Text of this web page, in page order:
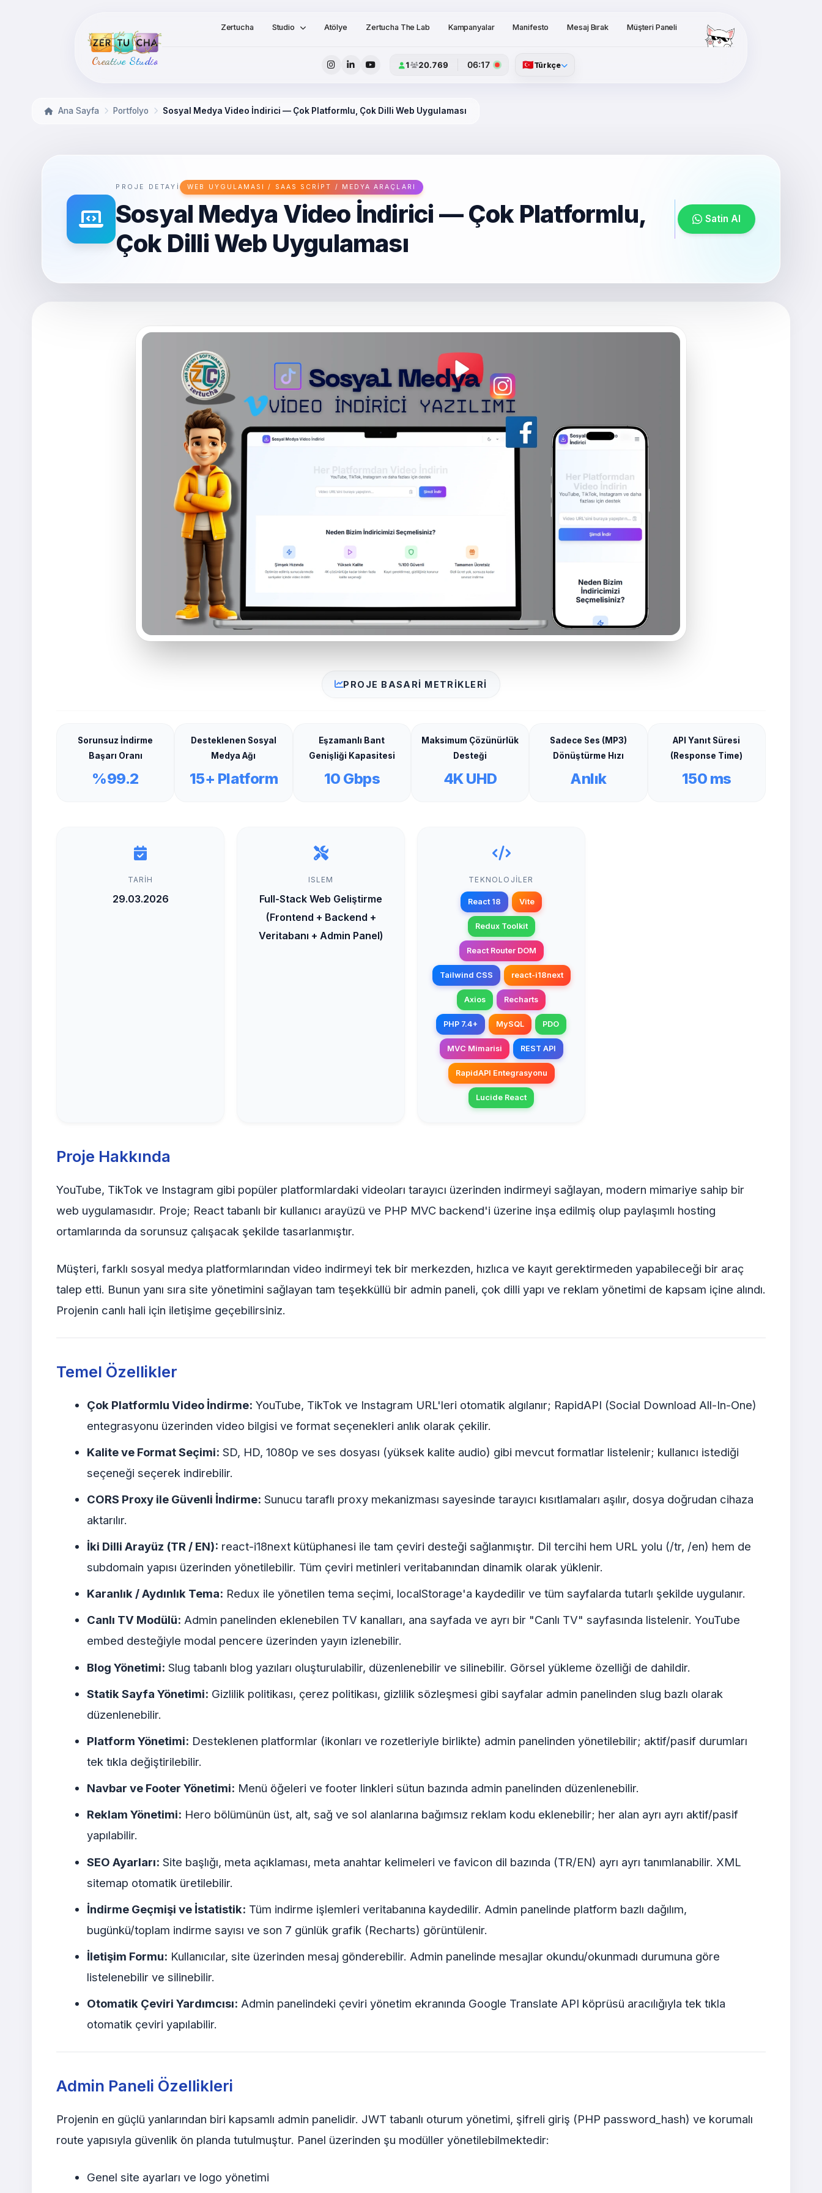
Creative Studio
Zertucha Studio Atölye Zertucha The Lab Kampanyalar Manifesto Mesaj Bırak Müşteri Paneli
1 20.769 06:17 🇹🇷Türkçe
Ana Sayfa Portfolyo Sosyal Medya Video İndirici — Çok Platformlu, Çok Dilli Web Uygulaması
PROJE DETAYI WEB UYGULAMASI / SAAS SCRIPT / MEDYA ARAÇLARI
Sosyal Medya Video İndirici — Çok Platformlu,
Çok Dilli Web Uygulaması
Satin Al
PROJE BASARI METRIKLERI
Sorunsuz İndirme
Başarı Oranı
%99.2
Desteklenen Sosyal
Medya Ağı
15+ Platform
Eşzamanlı Bant
Genişliği Kapasitesi
10 Gbps
Maksimum Çözünürlük
Desteği
4K UHD
Sadece Ses (MP3)
Dönüştürme Hızı
Anlık
API Yanıt Süresi
(Response Time)
150 ms
TARIH
29.03.2026
ISLEM
Full-Stack Web Geliştirme
(Frontend + Backend +
Veritabanı + Admin Panel)
TEKNOLOJILER
React 18 Vite
Redux Toolkit
React Router DOM
Tailwind CSS react-i18next
Axios Recharts
PHP 7.4+ MySQL PDO
MVC Mimarisi REST API
RapidAPI Entegrasyonu
Lucide React
Proje Hakkında
YouTube, TikTok ve Instagram gibi popüler platformlardaki videoları tarayıcı üzerinden indirmeyi sağlayan, modern mimariye sahip bir
web uygulamasıdır. Proje; React tabanlı bir kullanıcı arayüzü ve PHP MVC backend'i üzerine inşa edilmiş olup paylaşımlı hosting
ortamlarında da sorunsuz çalışacak şekilde tasarlanmıştır.
Müşteri, farklı sosyal medya platformlarından video indirmeyi tek bir merkezden, hızlıca ve kayıt gerektirmeden yapabileceği bir araç
talep etti. Bunun yanı sıra site yönetimini sağlayan tam teşekküllü bir admin paneli, çok dilli yapı ve reklam yönetimi de kapsam içine alındı.
Projenin canlı hali için iletişime geçebilirsiniz.
Temel Özellikler
Çok Platformlu Video İndirme: YouTube, TikTok ve Instagram URL'leri otomatik algılanır; RapidAPI (Social Download All-In-One)
entegrasyonu üzerinden video bilgisi ve format seçenekleri anlık olarak çekilir.
Kalite ve Format Seçimi: SD, HD, 1080p ve ses dosyası (yüksek kalite audio) gibi mevcut formatlar listelenir; kullanıcı istediği
seçeneği seçerek indirebilir.
CORS Proxy ile Güvenli İndirme: Sunucu taraflı proxy mekanizması sayesinde tarayıcı kısıtlamaları aşılır, dosya doğrudan cihaza
aktarılır.
İki Dilli Arayüz (TR / EN): react-i18next kütüphanesi ile tam çeviri desteği sağlanmıştır. Dil tercihi hem URL yolu (/tr, /en) hem de
subdomain yapısı üzerinden yönetilebilir. Tüm çeviri metinleri veritabanından dinamik olarak yüklenir.
Karanlık / Aydınlık Tema: Redux ile yönetilen tema seçimi, localStorage'a kaydedilir ve tüm sayfalarda tutarlı şekilde uygulanır.
Canlı TV Modülü: Admin panelinden eklenebilen TV kanalları, ana sayfada ve ayrı bir "Canlı TV" sayfasında listelenir. YouTube
embed desteğiyle modal pencere üzerinden yayın izlenebilir.
Blog Yönetimi: Slug tabanlı blog yazıları oluşturulabilir, düzenlenebilir ve silinebilir. Görsel yükleme özelliği de dahildir.
Statik Sayfa Yönetimi: Gizlilik politikası, çerez politikası, gizlilik sözleşmesi gibi sayfalar admin panelinden slug bazlı olarak
düzenlenebilir.
Platform Yönetimi: Desteklenen platformlar (ikonları ve rozetleriyle birlikte) admin panelinden yönetilebilir; aktif/pasif durumları
tek tıkla değiştirilebilir.
Navbar ve Footer Yönetimi: Menü öğeleri ve footer linkleri sütun bazında admin panelinden düzenlenebilir.
Reklam Yönetimi: Hero bölümünün üst, alt, sağ ve sol alanlarına bağımsız reklam kodu eklenebilir; her alan ayrı ayrı aktif/pasif
yapılabilir.
SEO Ayarları: Site başlığı, meta açıklaması, meta anahtar kelimeleri ve favicon dil bazında (TR/EN) ayrı ayrı tanımlanabilir. XML
sitemap otomatik üretilebilir.
İndirme Geçmişi ve İstatistik: Tüm indirme işlemleri veritabanına kaydedilir. Admin panelinde platform bazlı dağılım,
bugünkü/toplam indirme sayısı ve son 7 günlük grafik (Recharts) görüntülenir.
İletişim Formu: Kullanıcılar, site üzerinden mesaj gönderebilir. Admin panelinde mesajlar okundu/okunmadı durumuna göre
listelenebilir ve silinebilir.
Otomatik Çeviri Yardımcısı: Admin panelindeki çeviri yönetim ekranında Google Translate API köprüsü aracılığıyla tek tıkla
otomatik çeviri yapılabilir.
Admin Paneli Özellikleri
Projenin en güçlü yanlarından biri kapsamlı admin panelidir. JWT tabanlı oturum yönetimi, şifreli giriş (PHP password_hash) ve korumalı
route yapısıyla güvenlik ön planda tutulmuştur. Panel üzerinden şu modüller yönetilebilmektedir:
Genel site ayarları ve logo yönetimi